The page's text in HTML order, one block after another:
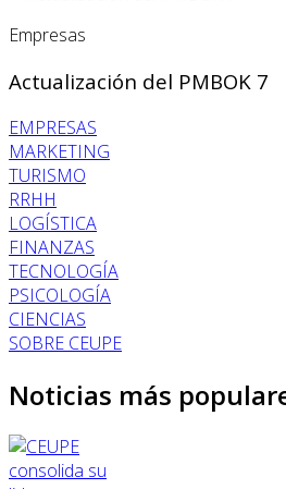
Empresas
Actualización del PMBOK 7
EMPRESAS
MARKETING
TURISMO
RRHH
LOGÍSTICA
FINANZAS
TECNOLOGÍA
PSICOLOGÍA
CIENCIAS
SOBRE CEUPE
Noticias más